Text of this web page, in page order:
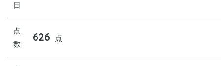
日
点
数
626 点